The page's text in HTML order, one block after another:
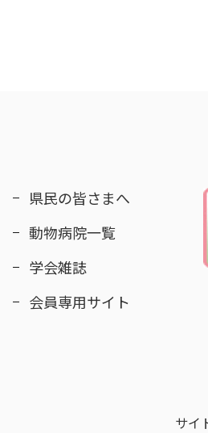
県民の皆さまへ
動物病院一覧
学会雑誌
会員専用サイト
サイ